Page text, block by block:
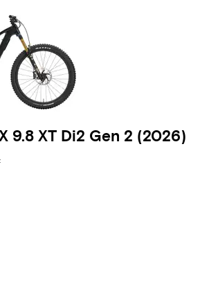
9.8 XT Di2 Gen 2 (2026)